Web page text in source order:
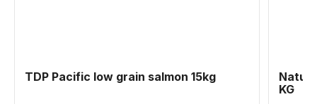
TDP Pacific low grain salmon 15kg
KG